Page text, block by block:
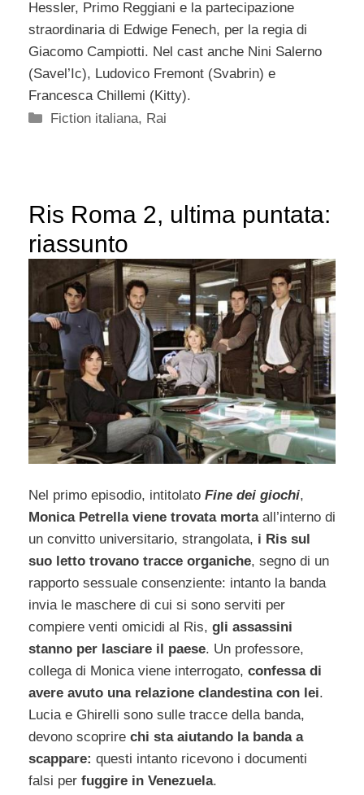
Hessler, Primo Reggiani e la partecipazione
straordinaria di Edwige Fenech, per la regia di
Giacomo Campiotti. Nel cast anche Nini Salerno
(Savel’Ic), Ludovico Fremont (Svabrin) e
Francesca Chillemi (Kitty).
Categorie
Fiction italiana, Rai
Ris Roma 2, ultima puntata:
riassunto
Nel primo episodio, intitolato Fine dei giochi,
Monica Petrella viene trovata morta all’interno di
un convitto universitario, strangolata, i Ris sul
suo letto trovano tracce organiche, segno di un
rapporto sessuale consenziente: intanto la banda
invia le maschere di cui si sono serviti per
compiere venti omicidi al Ris, gli assassini
stanno per lasciare il paese. Un professore,
collega di Monica viene interrogato, confessa di
avere avuto una relazione clandestina con lei.
Lucia e Ghirelli sono sulle tracce della banda,
devono scoprire chi sta aiutando la banda a
scappare: questi intanto ricevono i documenti
falsi per fuggire in Venezuela.